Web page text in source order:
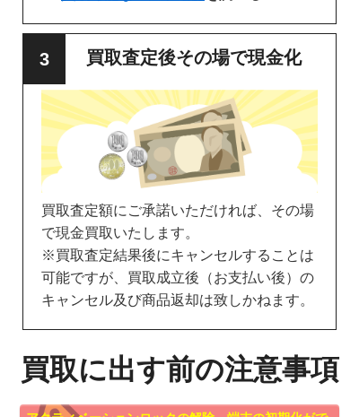
買取査定後その場で現金化
買取査定額にご承諾いただければ、その場
で現金買取いたします。
※買取査定結果後にキャンセルすることは
可能ですが、買取成立後（お支払い後）の
キャンセル及び商品返却は致しかねます。
買取に出す前の注意事項